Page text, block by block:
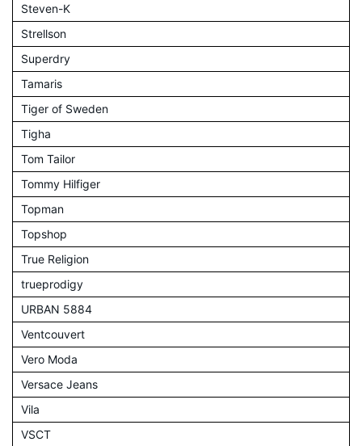
Steven-K
Strellson
Superdry
Tamaris
Tiger of Sweden
Tigha
Tom Tailor
Tommy Hilfiger
Topman
Topshop
True Religion
trueprodigy
URBAN 5884
Ventcouvert
Vero Moda
Versace Jeans
Vila
VSCT